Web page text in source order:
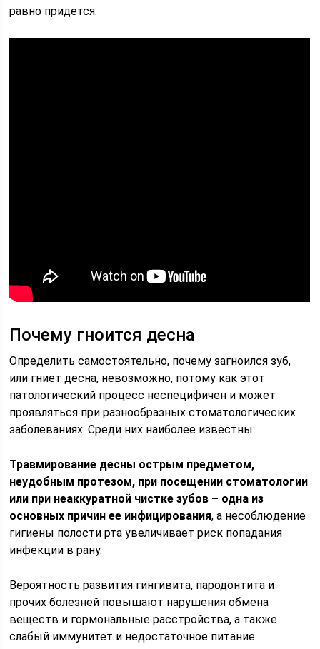
равно придется.
Почему гноится десна
Определить самостоятельно, почему загноился зуб,
или гниет десна, невозможно, потому как этот
патологический процесс неспецифичен и может
проявляться при разнообразных стоматологических
заболеваниях. Среди них наиболее известны:
Травмирование десны острым предметом,
неудобным протезом, при посещении стоматологии
или при неаккуратной чистке зубов – одна из
основных причин ее инфицирования, а несоблюдение
гигиены полости рта увеличивает риск попадания
инфекции в рану.
Вероятность развития гингивита, пародонтита и
прочих болезней повышают нарушения обмена
веществ и гормональные расстройства, а также
слабый иммунитет и недостаточное питание.